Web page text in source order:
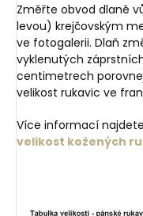
Změřte obvod dlaně
levou) krejčovským
ve fotogalerii. Dlaň
vyklenutých
centimetrech
velikost rukavic ve
Více informací
velikost kožených